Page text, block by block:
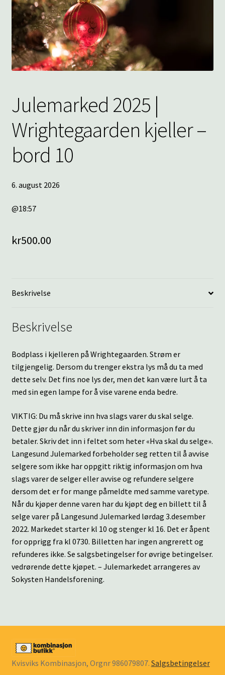
KONTAKT
SPØRSMÅL OG SVAR
HANDLEKURV
Julemarked 2025 |
Wrightegaarden kjeller –
bord 10
6. august 2026
@18:57
kr500.00
Beskrivelse
Beskrivelse
Bodplass i kjelleren på Wrightegaarden. Strøm er
tilgjengelig. Dersom du trenger ekstra lys må du ta med
dette selv. Det fins noe lys der, men det kan være lurt å ta
med sin egen lampe for å vise varene enda bedre.
VIKTIG: Du må skrive inn hva slags varer du skal selge.
Dette gjør du når du skriver inn din informasjon før du
betaler. Skriv det inn i feltet som heter «Hva skal du selge».
Langesund Julemarked forbeholder seg retten til å avvise
selgere som ikke har oppgitt riktig informasjon om hva
slags varer de selger eller avvise og refundere selgere
dersom det er for mange påmeldte med samme varetype.
Når du kjøper denne varen har du kjøpt deg en billett til å
selge varer på Langesund Julemarked lørdag 3.desember
2022. Markedet starter kl 10 og stenger kl 16. Det er åpent
for opprigg fra kl 0730. Billetten har ingen angrerett og
refunderes ikke. Se salgsbetingelser for øvrige betingelser.
vedrørende dette kjøpet. – Julemarkedet arrangeres av
Sokysten Handelsforening.
Kvisviks Kombinasjon, Orgnr 986079807. Salgsbetingelser